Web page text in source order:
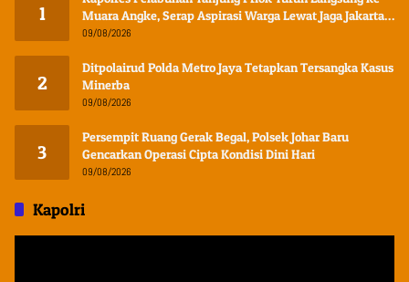
1
Muara Angke, Serap Aspirasi Warga Lewat Jaga Jakarta
On The Spot
09/08/2026
2
Ditpolairud Polda Metro Jaya Tetapkan Tersangka Kasus
Minerba
09/08/2026
3
Persempit Ruang Gerak Begal, Polsek Johar Baru
Gencarkan Operasi Cipta Kondisi Dini Hari
09/08/2026
Kapolri